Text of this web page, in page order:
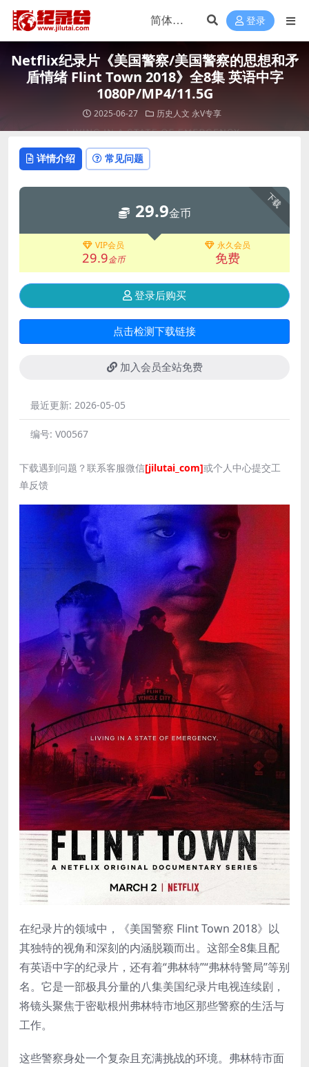
登录
Netflix纪录片《美国警察/美国警察的思想和矛
盾情绪 Flint Town 2018》全8集 英语中字
1080P/MP4/11.5G
2025-06-27 历史人文 永V专享
详情介绍 常见问题
下载
29.9金币
VIP会员
29.9金币
永久会员
免费
登录后购买
点击检测下载链接
加入会员全站免费
最近更新: 2026-05-05
编号: V00567
下载遇到问题？联系客服微信[jilutai_com]或个人中心提交工
单反馈
在纪录片的领域中，《美国警察 Flint Town 2018》以
其独特的视角和深刻的内涵脱颖而出。这部全8集且配
有英语中字的纪录片，还有着“弗林特”“弗林特警局”等别
名。它是一部极具分量的八集美国纪录片电视连续剧，
将镜头聚焦于密歇根州弗林特市地区那些警察的生活与
工作。
这些警察身处一个复杂且充满挑战的环境。弗林特市面